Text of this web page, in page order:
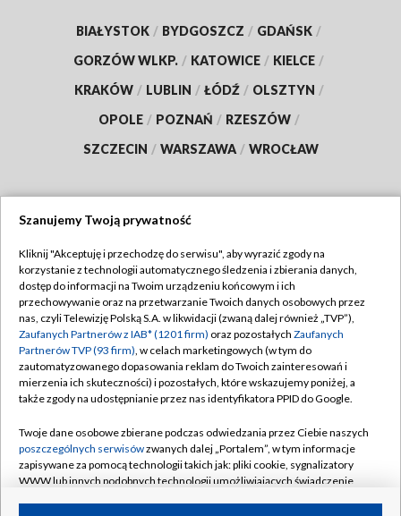
BIAŁYSTOK / BYDGOSZCZ / GDAŃSK /
GORZÓW WLKP. / KATOWICE / KIELCE /
KRAKÓW / LUBLIN / ŁÓDŹ / OLSZTYN /
OPOLE / POZNAŃ / RZESZÓW /
SZCZECIN / WARSZAWA / WROCŁAW
TVP
Abonament TVP
Emisja w TVP
Centrum informacji TVP
Naziemna Telewizja Cyfrowa
Rada Programowa
System NOS
Informacje o nadawcy
Regulamin TVP
Polityka prywatności
Moje zgody
Pomoc
Kontakt
Kanały
Szanujemy Twoją prywatność
Kliknij "Akceptuję i przechodzę do serwisu", aby wyrazić zgody na
korzystanie z technologii automatycznego śledzenia i zbierania danych,
dostęp do informacji na Twoim urządzeniu końcowym i ich
przechowywanie oraz na przetwarzanie Twoich danych osobowych przez
nas, czyli Telewizję Polską S.A. w likwidacji (zwaną dalej również „TVP”),
Zaufanych Partnerów z IAB* (1201 firm) oraz pozostałych Zaufanych
Partnerów TVP (93 firm), w celach marketingowych (w tym do
zautomatyzowanego dopasowania reklam do Twoich zainteresowań i
mierzenia ich skuteczności) i pozostałych, które wskazujemy poniżej, a
także zgody na udostępnianie przez nas identyfikatora PPID do Google.
Twoje dane osobowe zbierane podczas odwiedzania przez Ciebie naszych
poszczególnych serwisówzwanych dalej „Portalem”, w tym informacje
zapisywane za pomocą technologii takich jak: pliki cookie, sygnalizatory
WWW lub innych podobnych technologii umożliwiających świadczenie